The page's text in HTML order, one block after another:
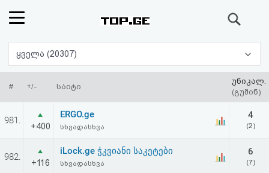
რეიტინგი
(მთავარი)
ფოსტა
პასუხი
ყველა (20307)
# +/- საიტი
უნიკალ.
(გუშინ)
981.
+400
ERGO.ge
სხვადასხვა
4
(2)
982.
+116
iLock.ge ჭკვიანი საკეტები
სხვადასხვა
6
(7)